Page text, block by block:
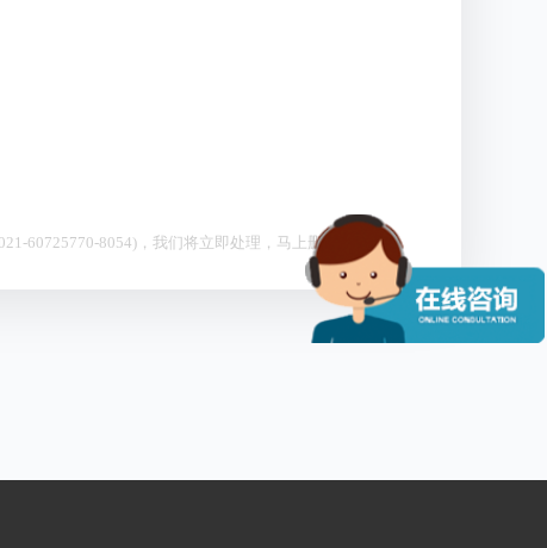
60725770-8054)，我们将立即处理，马上删除。